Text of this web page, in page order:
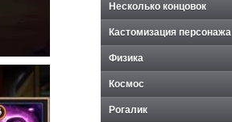
Несколько концовок
Кастомизация персонажа
Физика
Космос
Рогалик